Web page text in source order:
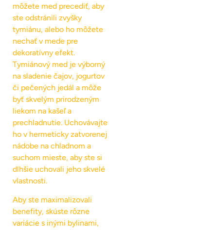
môžete med precediť, aby
ste odstránili zvyšky
tymiánu, alebo ho môžete
nechať v mede pre
dekoratívny efekt.
Tymiánový med je výborný
na sladenie čajov, jogurtov
či pečených jedál a môže
byť skvelým prirodzeným
liekom na kašeľ a
prechladnutie. Uchovávajte
ho v hermeticky zatvorenej
nádobe na chladnom a
suchom mieste, aby ste si
dlhšie uchovali jeho skvelé
vlastnosti.
Aby ste maximalizovali
benefity, skúste rôzne
variácie s inými bylinami,